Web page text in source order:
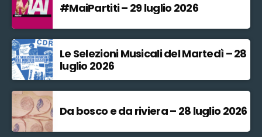
#MaiPartiti – 29 luglio 2026
Le Selezioni Musicali del Martedì – 28
luglio 2026
Da bosco e da riviera – 28 luglio 2026